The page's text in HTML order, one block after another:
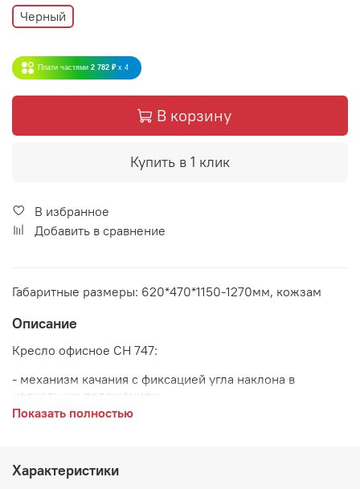
Черный
Плати частями 2 782 ₽ x 4
В корзину
Купить в 1 клик
В избранное
Добавить в сравнение
Габаритные размеры: 620*470*1150-1270мм, кожзам
Описание
Кресло офисное СН 747:
- механизм качания с фиксацией угла наклона в
нескольких положениях;
Материал:
Показать полностью
Характеристики